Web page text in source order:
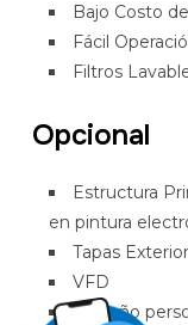
Bajo Costo
Fácil
Filtros
Opcional
Estructura
en pintura
Tapas
VFD
Tamaño